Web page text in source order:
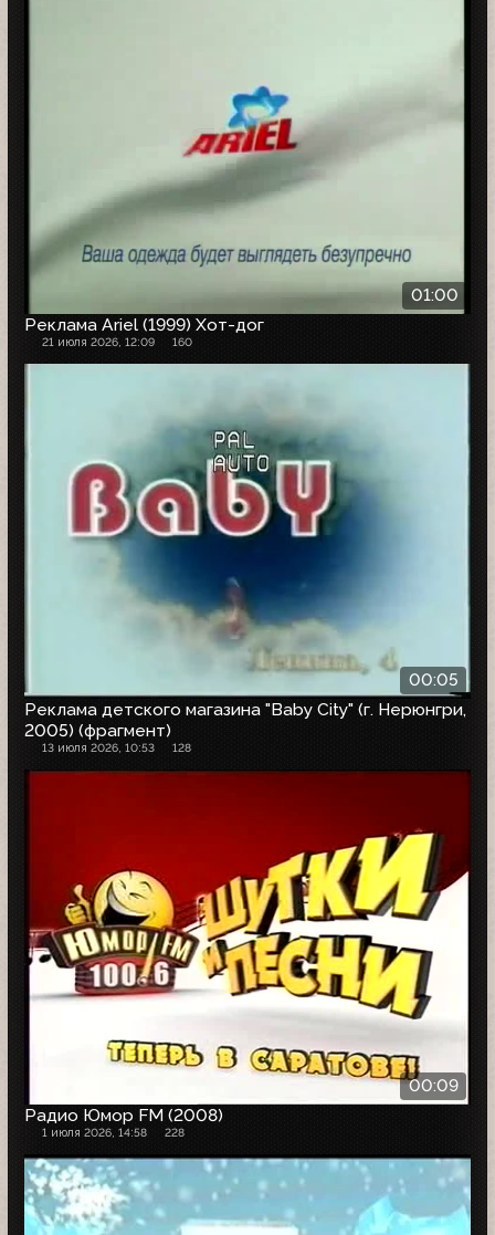
01:00
Реклама Ariel (1999) Хот-дог
21 июля 2026, 12:09 160
00:05
Реклама детского магазина "Baby City" (г. Нерюнгри,
2005) (фрагмент)
13 июля 2026, 10:53 128
00:09
Радио Юмор FM (2008)
1 июля 2026, 14:58 228